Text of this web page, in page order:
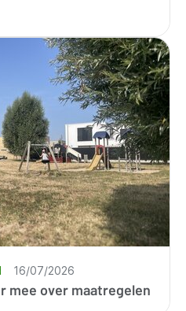
mee over maatregelen
16/07/2026